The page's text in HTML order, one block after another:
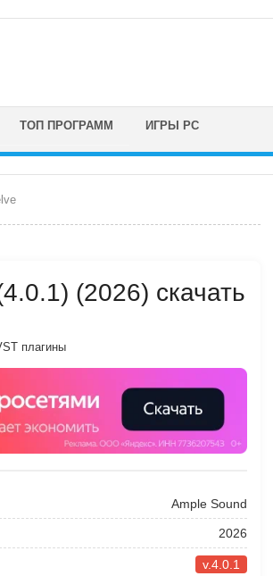
ТОП ПРОГРАММ ИГРЫ PC
(2026) скачать
плагины
Аmрlе Sоund
2026
v.4.0.1